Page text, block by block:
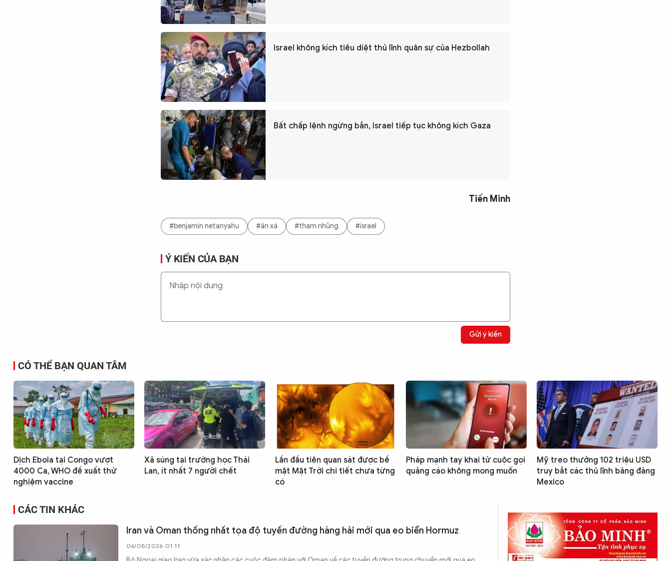
Israel không kích tiêu diệt thủ lĩnh quân sự của Hezbollah
Bất chấp lệnh ngừng bắn, Israel tiếp tục không kích Gaza
Tiến Minh
#benjamin netanyahu #ân xá #tham nhũng #israel
Ý KIẾN CỦA BẠN
Gửi ý kiến
CÓ THỂ BẠN QUAN TÂM
Dịch Ebola tại Congo vượt
4000 Ca, WHO đề xuất thử
nghiệm vaccine
Xả súng tại trường học Thái
Lan, ít nhất 7 người chết
Lần đầu tiên quan sát được bề
mặt Mặt Trời chi tiết chưa từng
có
Pháp mạnh tay khai tử cuộc gọi
quảng cáo không mong muốn
Mỹ treo thưởng 102 triệu USD
truy bắt các thủ lĩnh băng đảng
Mexico
CÁC TIN KHÁC
Iran và Oman thống nhất tọa độ tuyến đường hàng hải mới qua eo biển Hormuz
06/08/2026 01:11